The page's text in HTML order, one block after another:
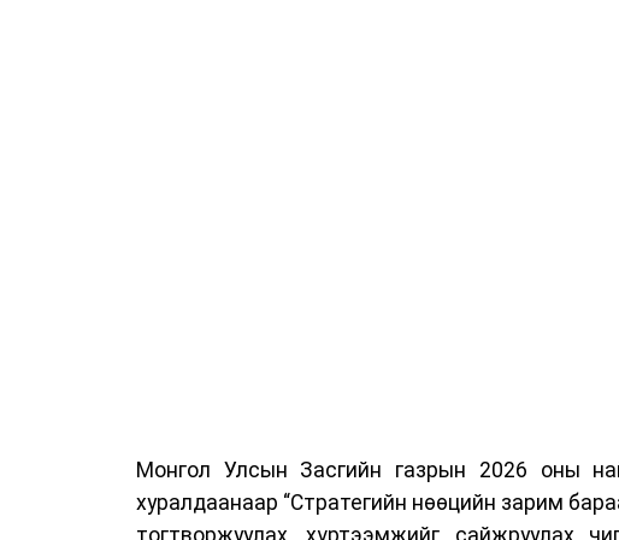
Монгол Улсын Засгийн газрын 2026 оны
хуралдаанаар “Стратегийн нөөцийн зарим
тогтворжуулах, хүртээмжийг сайжруулах